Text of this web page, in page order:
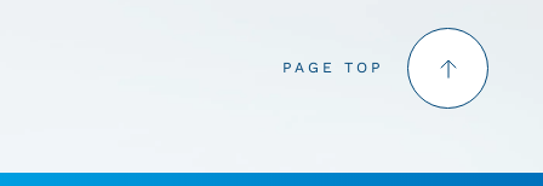
PAGE TOP